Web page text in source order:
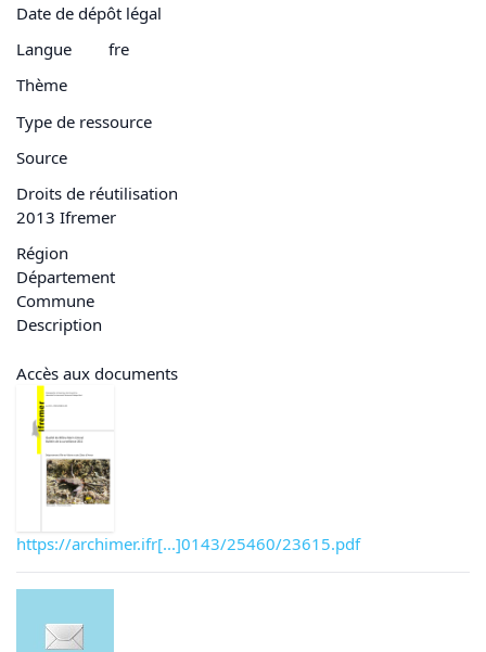
Date de dépôt légal
Langue
fre
Thème
Type de ressource
Source
Droits de réutilisation
2013 Ifremer
Région
Département
Commune
Description
Accès aux documents
https://archimer.ifr[...]0143/25460/23615.pdf